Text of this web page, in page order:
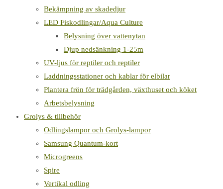
Bekämpning av skadedjur
LED Fiskodlingar/Aqua Culture
Belysning över vattenytan
Djup nedsänkning 1-25m
UV-ljus för reptiler och reptiler
Laddningsstationer och kablar för elbilar
Plantera frön för trädgården, växthuset och köket
Arbetsbelysning
Grolys & tillbehör
Odlingslampor och Grolys-lampor
Samsung Quantum-kort
Microgreens
Spire
Vertikal odling